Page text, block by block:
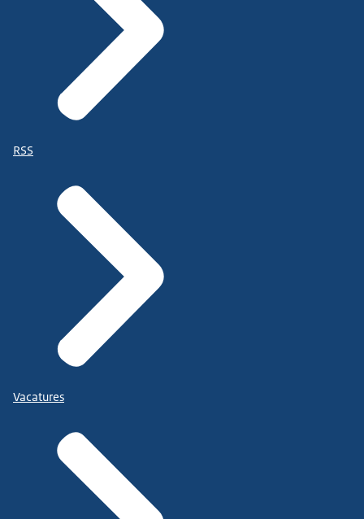
RSS
Vacatures